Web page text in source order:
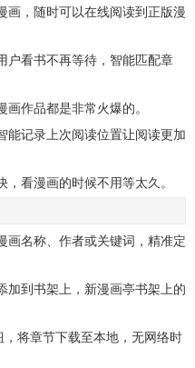
画，随时可以在线阅读到正版漫
户看书不再等待，智能匹配章
作品都是非常火爆的。
能记录上次阅读位置让阅读更加
看漫画的时候不用等太久。
画名称、作者或关键词，精准定
加到书架上，新漫画亭书架上的
将章节下载至本地，无网络时